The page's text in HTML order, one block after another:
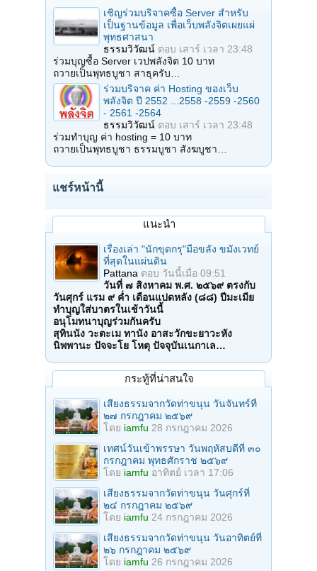
เชิญร่วมบริจาคซื้อ Server สำหรับ
เป็นฐานข้อมูล เพื่อเว็บพลังจิตเผยแผ่
พุทธศาสนา
ธรรมวิวัฒน์ ตอบ เสาร์ เวลา 23:48
ร่วมบุญซื้อ Server เวปพลังจิต 10 บาท
ถวายเป็นพุทธบูชา สาธุครับ…
ร่วมบริจาค ค่า Hosting ของเว็บ
พลังจิต ปี 2552 ...2558 -2559 -2560
- 2561 -2564
ธรรมวิวัฒน์ ตอบ เสาร์ เวลา 23:48
ร่วมทำบุญ ค่า hosting = 10 บาท
ถวายเป็นพุทธบูชา ธรรมบูชา สังฆบูชา…
แชร์หน้านี้
แนะนำ
เรื่องเล่า "นักขุดกรุ"มือขลัง ขมังเวทย์
ที่สุดในแผ่นดิน
Pattana ตอบ วันนี้เมื่อ 09:51
วันที่ ๗ สิงหาคม พ.ศ. ๒๕๖๙ ตรงกับ
วันศุกร์ แรม ๙ ค่ำ เดือนแปดหลัง (๘๘) ปีมะเมีย
ทำบุญใส่บาตรในเช้าวันนี้
อนุโมทนาบุญร่วมกันครับ
สุทินนัง วะตะเม ทานัง อาสะวักขะยาวะหัง
นิพพานะ ปัจจะโย โหตุ ปัจจุบันเนกาเล…
กระทู้ที่น่าสนใจ
เสียงธรรมจากวัดท่าขนุน วันจันทร์ที่
๒๗ กรกฎาคม ๒๕๖๙
โดย iamfu 28 กรกฎาคม 2026
เทศน์วันเข้าพรรษา วันพฤหัสบดีที่ ๓๐
กรกฎาคม พุทธศักราช ๒๕๖๙
โดย iamfu อาทิตย์ เวลา 17:06
เสียงธรรมจากวัดท่าขนุน วันศุกร์ที่
๒๔ กรกฎาคม ๒๕๖๙
โดย iamfu 24 กรกฎาคม 2026
เสียงธรรมจากวัดท่าขนุน วันอาทิตย์ที่
๒๖ กรกฎาคม ๒๕๖๙
โดย iamfu 26 กรกฎาคม 2026